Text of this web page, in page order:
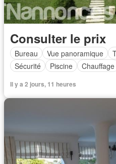
Consulter le prix
Bureau Vue panoramique
Sécurité
Piscine Chauffage
Il y a 2 jours, 11 heures